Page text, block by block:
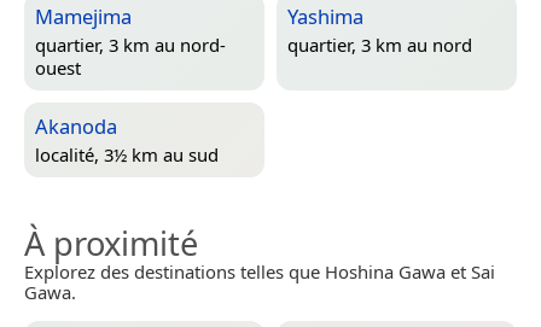
Mamejima
quartier, 3 km au nord-
ouest
Yashima
quartier, 3 km au nord
Akanoda
localité, 3½ km au sud
À proximité
Explorez des destinations telles que Hoshina Gawa et Sai
Gawa.